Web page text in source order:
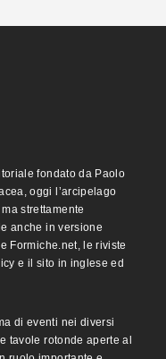
fondato da Paolo
oggi l’arcipelago
strettamente
anche in versione
Formiche.net, le riviste
e il sito in inglese ed
di eventi nei diversi
tavole rotonde aperte al